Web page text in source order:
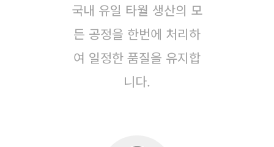
국내 유일 타월 생산의 모
든 공정을 한번에 처리하
여 일정한 품질을 유지합
니다.